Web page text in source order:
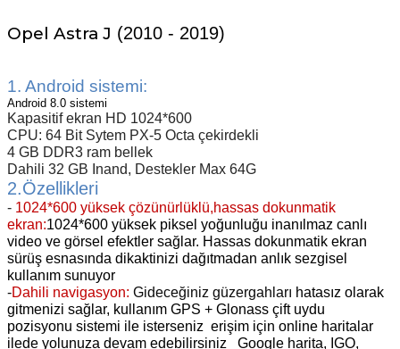
Opel Astra J (2010 - 2019)
1. Android sistemi:
Android 8.0 sistemi
Kapasitif ekran HD 1024*600
CPU: 64 Bit Sytem PX-5 Octa çekirdekli
4 GB DDR3 ram bellek
Dahili 32 GB Inand, Destekler Max 64G
2.Özellikleri
- 1024*600 yüksek çözünürlüklü,hassas dokunmatik
ekran:1024*600 yüksek piksel yoğunluğu inanılmaz canlı
video ve görsel efektler sağlar. Hassas dokunmatik ekran
sürüş esnasında dikaktinizi dağıtmadan anlık sezgisel
kullanım sunuyor
-Dahili navigasyon: Gideceğiniz güzergahları hatasız olarak
gitmenizi sağlar, kullanım GPS + Glonass çift uydu
pozisyonu sistemi ile isterseniz erişim için online haritalar
ilede yolunuza devam edebilirsiniz Google harita, IGO,